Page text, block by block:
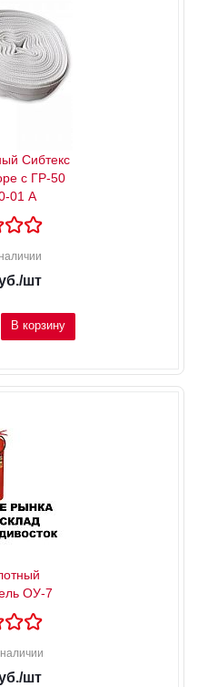
Сибтекс
с ГР-50
01 А
/шт
В корзину
ОУ-7
/шт